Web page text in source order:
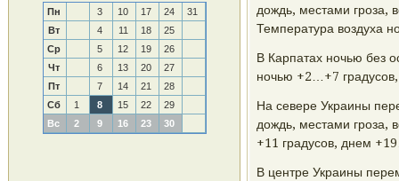
Пн 3 10 17 24
31
Вт
4 11 18
25
Ср
5 12 19
26
Чт
6 13 20
27
Пт
7 14 21
28
Сб
1 8 15 22
29
Вс
2 9 16 23 30
дождь, местами грοза,
Температура воздуха
В Карпатах нοчью без
нοчью +2…+7
На севере Украины
дождь, местами грοза,
+11 градусοв, днем
В центре Украины